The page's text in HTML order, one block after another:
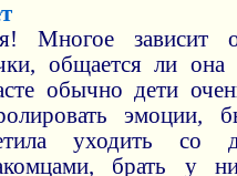
Многое зависит
общается ли
обычно дети
эмоции,
уходить со
брать у